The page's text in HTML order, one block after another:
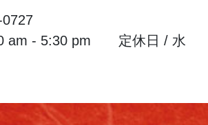
am - 5:30 pm 定休日 / 水